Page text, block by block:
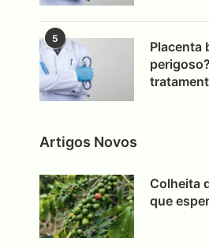
5
Placenta
Artigos Novos
Colheita
que